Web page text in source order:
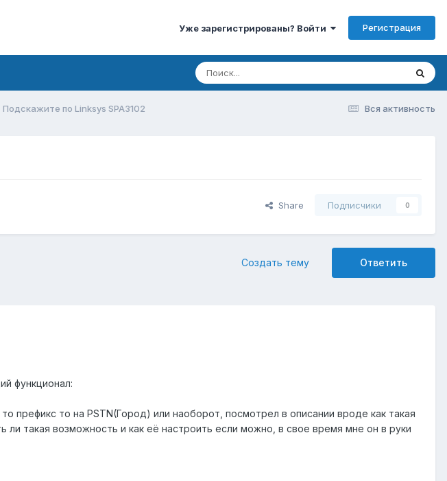
Уже зарегистрированы? Войти Регистрация
Вся активность
Подскажите по Linksys SPA3102
Share Подписчики 0
Ответить
Создать тему
функционал:
префикс то на PSTN(Город) или наоборот, посмотрел в описании вроде как такая
такая возможность и как её настроить если можно, в свое время мне он в руки